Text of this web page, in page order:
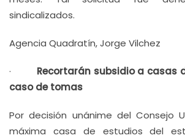
sindicalizados.
Agencia Quadratín, Jorge Vilchez
· Recortarán subsidio a casas
caso de tomas
Por decisión unánime del Consejo
máxima casa de estudios del